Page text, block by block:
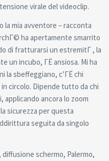
virale del videoclip.
mia avventore – racconta
ha apertamente smarrito
di fratturarsi un estremitГ , la
un incubo, ГЁ ansiosa. Mi ha
la sbeffeggiano, c’ГЁ chi
circolo. Dipende tutto da chi
applicando ancora lo zoom
sicurezza per questa
seguita da singolo
schermo, Palermo,